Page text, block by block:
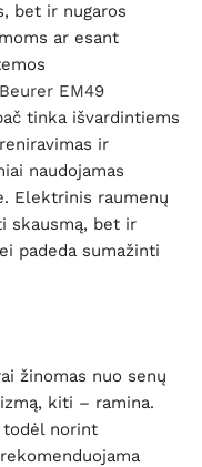
bet ir nugaros
ar esant
EM49
tinka išvardintiems
ir
naudojamas
Elektrinis raumenų
skausmą, bet ir
padeda sumažinti
žinomas nuo senų
kiti – ramina.
todėl norint